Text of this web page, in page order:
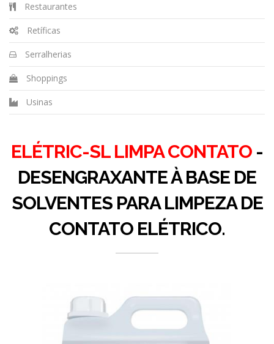
Restaurantes
Retíficas
Serralherias
Shoppings
Usinas
ELÉTRIC-SL LIMPA CONTATO -
DESENGRAXANTE À BASE DE
SOLVENTES PARA LIMPEZA DE
CONTATO ELÉTRICO.